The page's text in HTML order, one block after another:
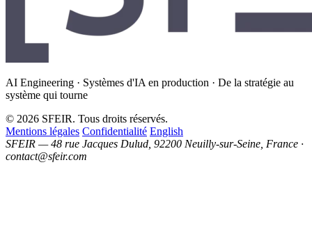
AI Engineering · Systèmes d'IA en production · De la stratégie au
système qui tourne
© 2026 SFEIR. Tous droits réservés.
Mentions légales Confidentialité English
SFEIR — 48 rue Jacques Dulud, 92200 Neuilly-sur-Seine, France ·
contact@sfeir.com